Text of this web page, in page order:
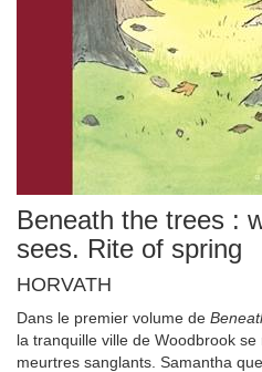
Beneath the trees :
sees. Rite of spring
HORVATH
Dans le premier volume de
la tranquille ville de Woodbrook
meurtres sanglants. Samantha